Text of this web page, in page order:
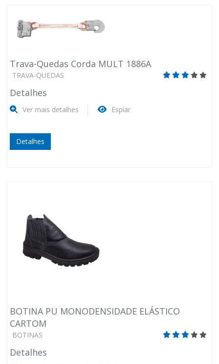
Trava-Quedas Corda MULT 1886A
TRAVA-QUEDAS
Detalhes
Ver mais detalhes Espiar
Detalhes
BOTINA PU MONODENSIDADE ELÁSTICO
CARTOM
BOTINAS
Detalhes